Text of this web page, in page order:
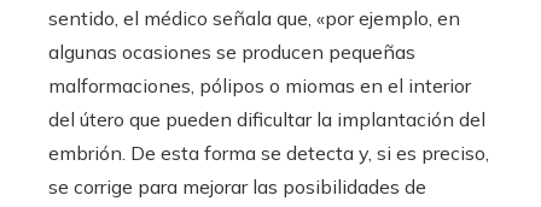
sentido, el médico señala que, «por ejemplo, en
algunas ocasiones se producen pequeñas
malformaciones, pólipos o miomas en el interior
del útero que pueden dificultar la implantación del
embrión. De esta forma se detecta y, si es preciso,
se corrige para mejorar las posibilidades de